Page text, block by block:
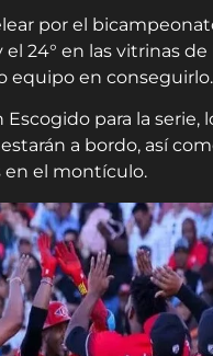
por el
24° en las vitrinas
equipo en conseguirlo.
para la serie,
a bordo, así
en el montículo.